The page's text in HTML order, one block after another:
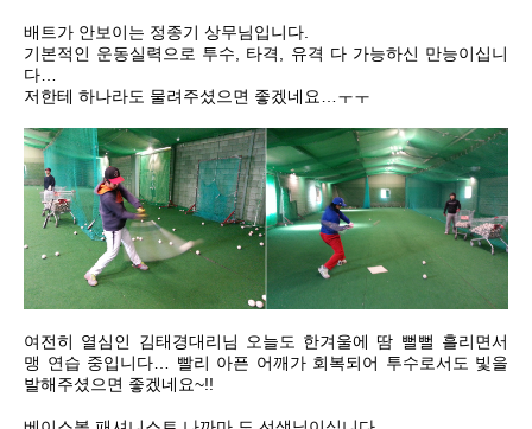
배트가 안보이는 정종기 상무님입니다.
기본적인 운동실력으로 투수, 타격, 유격 다 가능하신 만능이십니
다…
저한테 하나라도 물려주셨으면 좋겠네요…ㅜㅜ
여전히 열심인 김태경대리님 오늘도 한겨울에 땀 뻘뻘 흘리면서
맹 연습 중입니다… 빨리 아픈 어깨가 회복되어 투수로서도 빛을
발해주셨으면 좋겠네요~!!